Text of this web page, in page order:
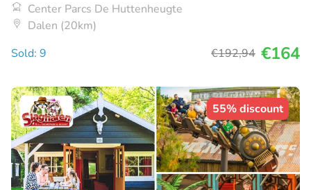
Center Parcs De Huttenheugte
Dalen (20km)
Sold: 9
€192,94 €164
55% discount